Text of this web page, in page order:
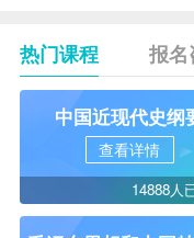
热门课程 报名
中国近现代史纲
查看详情
14888人